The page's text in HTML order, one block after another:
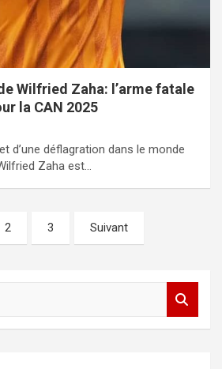
Wilfried Zaha: l’arme fatale
la CAN 2025
d’une déflagration dans le monde
Zaha est…
2 3 Suivant